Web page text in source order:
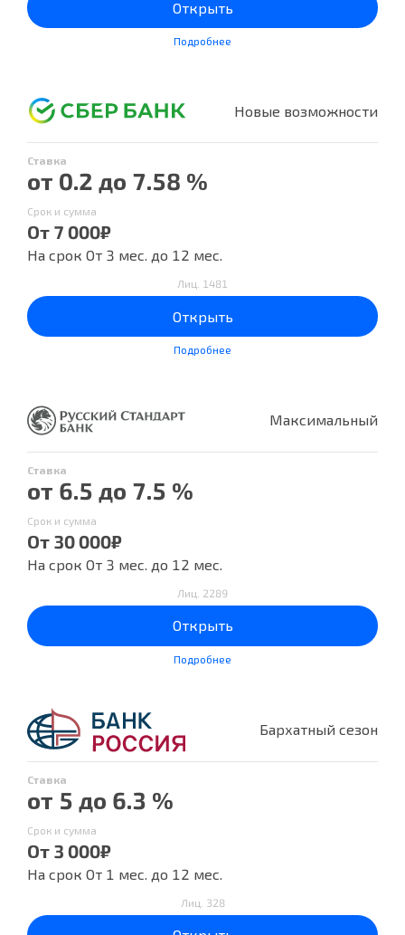
Открыть
Подробнее
Новые возможности
Ставка
от 0.2 до 7.58 %
Срок и сумма
От 7 000₽
На срок От 3 мес. до 12 мес.
Лиц. 1481
Открыть
Подробнее
Максимальный
Ставка
от 6.5 до 7.5 %
Срок и сумма
От 30 000₽
На срок От 3 мес. до 12 мес.
Лиц. 2289
Открыть
Подробнее
Бархатный сезон
Ставка
от 5 до 6.3 %
Срок и сумма
От 3 000₽
На срок От 1 мес. до 12 мес.
Лиц. 328